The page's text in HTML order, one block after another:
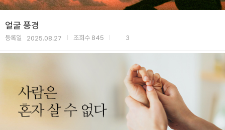
얼굴 풍경
등록일 2025.08.27 조회수 845 3